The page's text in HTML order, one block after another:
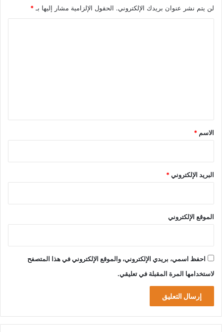
لن يتم نشر عنوان بريدك الإلكتروني. الحقول الإلزامية مشار إليها بـ *
*
الاسم *
البريد الإلكتروني*
الموقع الإلكتروني
احفظ اسمي، بريدي الإلكتروني، والموقع الإلكتروني في هذا المتصفح
لاستخدامها المرة المقبلة في تعليقي.